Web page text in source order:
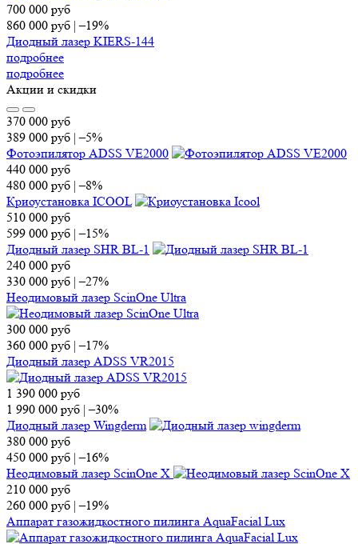
700 000 руб
860 000 руб |–19%
Диодный лазер KIERS-144
подробнее
подробнее
Акции и скидки
370 000 руб
389 000 руб |–5%
Фотоэпилятор ADSS VE2000
440 000 руб
480 000 руб |–8%
Криоустановка ICOOL
510 000 руб
599 000 руб |–15%
Диодный лазер SHR BL-1
240 000 руб
330 000 руб |–27%
Неодимовый лазер ScinOne Ultra
300 000 руб
360 000 руб |–17%
Диодный лазер ADSS VR2015
1 390 000 руб
1 990 000 руб |–30%
Диодный лазер Wingderm
380 000 руб
450 000 руб |–16%
Неодимовый лазер ScinOne X
210 000 руб
260 000 руб |–19%
Аппарат газожидкостного пилинга AquaFacial Lux